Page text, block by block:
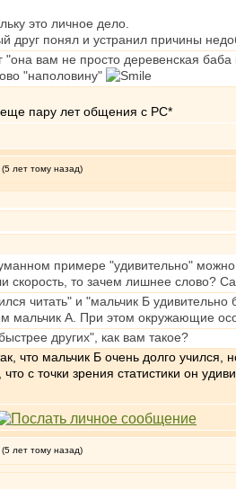
это личное дело.
друг понял и устранил причины
"она вам не просто деревенская
"наполовину"
пару лет общения с РС*
лет тому назад)
примере "удивительно"
скорость, то зачем лишнее слово?
читать" и "мальчик Б
мальчик А. При этом окружающие
других", как вам такое?
что мальчик Б очень долго
с точки зрения статистики он
лет тому назад)